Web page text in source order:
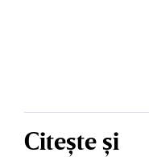
Citește și